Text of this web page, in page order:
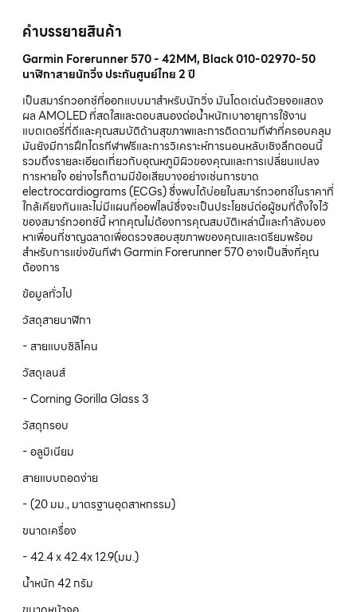
คำบรรยายสินค้า
Garmin Forerunner 570 - 42MM, Black 010-02970-50
นาฬิกาสายนักวิ่ง ประกันศูนย์ไทย 2 ปี
เป็นสมาร์ทวอทช์ที่ออกแบบมาสำหรับนักวิ่ง มันโดดเด่นด้วยจอแสดง
ผล AMOLED ที่สดใสและตอบสนองต่อน้ำหนักเบาอายุการใช้งาน
แบตเตอรี่ที่ดีและคุณสมบัติด้านสุขภาพและการติดตามกีฬาที่ครอบคลุม
มันยังมีการฝึกไตรกีฬาฟรีและการวิเคราะห์การนอนหลับเชิงลึกตอนนี้
รวมถึงรายละเอียดเกี่ยวกับอุณหภูมิผิวของคุณและการเปลี่ยนแปลง
การหายใจ อย่างไรก็ตามมีข้อเสียบางอย่างเช่นการขาด
electrocardiograms (ECGs) ซึ่งพบได้บ่อยในสมาร์ทวอทช์ในราคาที่
ใกล้เคียงกันและไม่มีแผนที่ออฟไลน์ซึ่งจะเป็นประโยชน์ต่อผู้ชมที่ตั้งใจไว้
ของสมาร์ทวอทช์นี้ หากคุณไม่ต้องการคุณสมบัติเหล่านี้และกำลังมอง
หาเพื่อนที่ชาญฉลาดเพื่อตรวจสอบสุขภาพของคุณและเตรียมพร้อม
สำหรับการแข่งขันกีฬา Garmin Forerunner 570 อาจเป็นสิ่งที่คุณ
ต้องการ
ข้อมูลทั่วไป
วัสดุสายนาฬิกา
- สายแบบซิลิโคน
วัสดุเลนส์
- Corning Gorilla Glass 3
วัสดุกรอบ
- อลูมิเนียม
สายแบบถอดง่าย
- (20 มม., มาตรฐานอุตสาหกรรม)
ขนาดเครื่อง
- 42.4 x 42.4x 12.9(มม.)
น้ำหนัก 42 กรัม